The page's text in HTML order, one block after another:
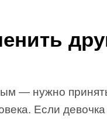
— нужно
Если